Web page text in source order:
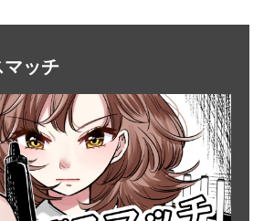
マッチ